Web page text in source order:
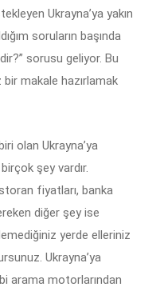
Ukrayna’ya yakın
soruların başında
sorusu geliyor. Bu
bir makale hazırlamak
olan Ukrayna’ya
şey vardır.
fiyatları, banka
diğer şey ise
yerde elleriniz
Ukrayna’ya
arama motorlarından